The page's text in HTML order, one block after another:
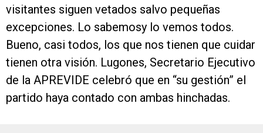
visitantes siguen vetados salvo pequeñas
excepciones. Lo sabemosy lo vemos todos.
Bueno, casi todos, los que nos tienen que cuidar
tienen otra visión. Lugones, Secretario Ejecutivo
de la APREVIDE celebró que en “su gestión” el
partido haya contado con ambas hinchadas.